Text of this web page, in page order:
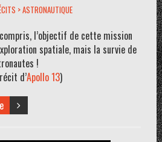
> ASTRONAUTIQUE
compris, l’objectif de cette mission
spatiale, mais la survie de
!
d’Apollo 13)